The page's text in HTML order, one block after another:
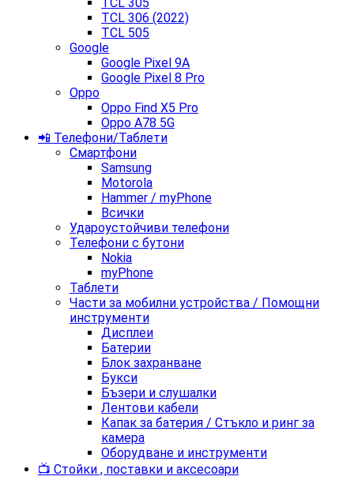
TCL 306 (2022)
TCL 505
Google
Google Pixel 9A
Google Pixel 8 Pro
Oppo
Oppo Find X5 Pro
Oppo A78 5G
📲 Телефони/Таблети
Смартфони
Samsung
Motorola
Hammer / myPhone
Всички
Удароустойчиви телефони
Телефони с бутони
Nokia
myPhone
Таблети
Части за мобилни устройства / Помощни
инструменти
Дисплеи
Батерии
Блок захранване
Букси
Бъзери и слушалки
Лентови кабели
Капак за батерия / Стъкло и ринг за
камера
Оборудване и инструменти
📺 Стойки , поставки и аксесоари